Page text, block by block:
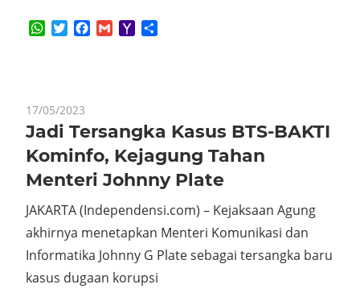
WhatsApp
TwitterFacebook
GmailYahoo
17/05/2023
Jadi Tersangka Kasus BTS-BAKTI
Kominfo, Kejagung Tahan
Menteri Johnny Plate
JAKARTA (Independensi.com) – Kejaksaan Agung
akhirnya menetapkan Menteri Komunikasi dan
Informatika Johnny G Plate sebagai tersangka baru
kasus dugaan korupsi